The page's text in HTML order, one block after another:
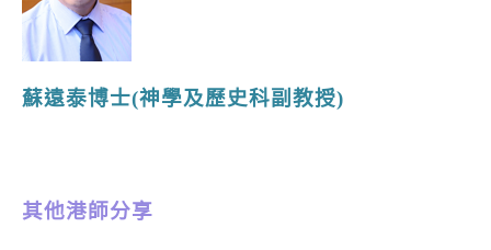
蘇遠泰博士(神學及歷史科副教授)
其他港師分享